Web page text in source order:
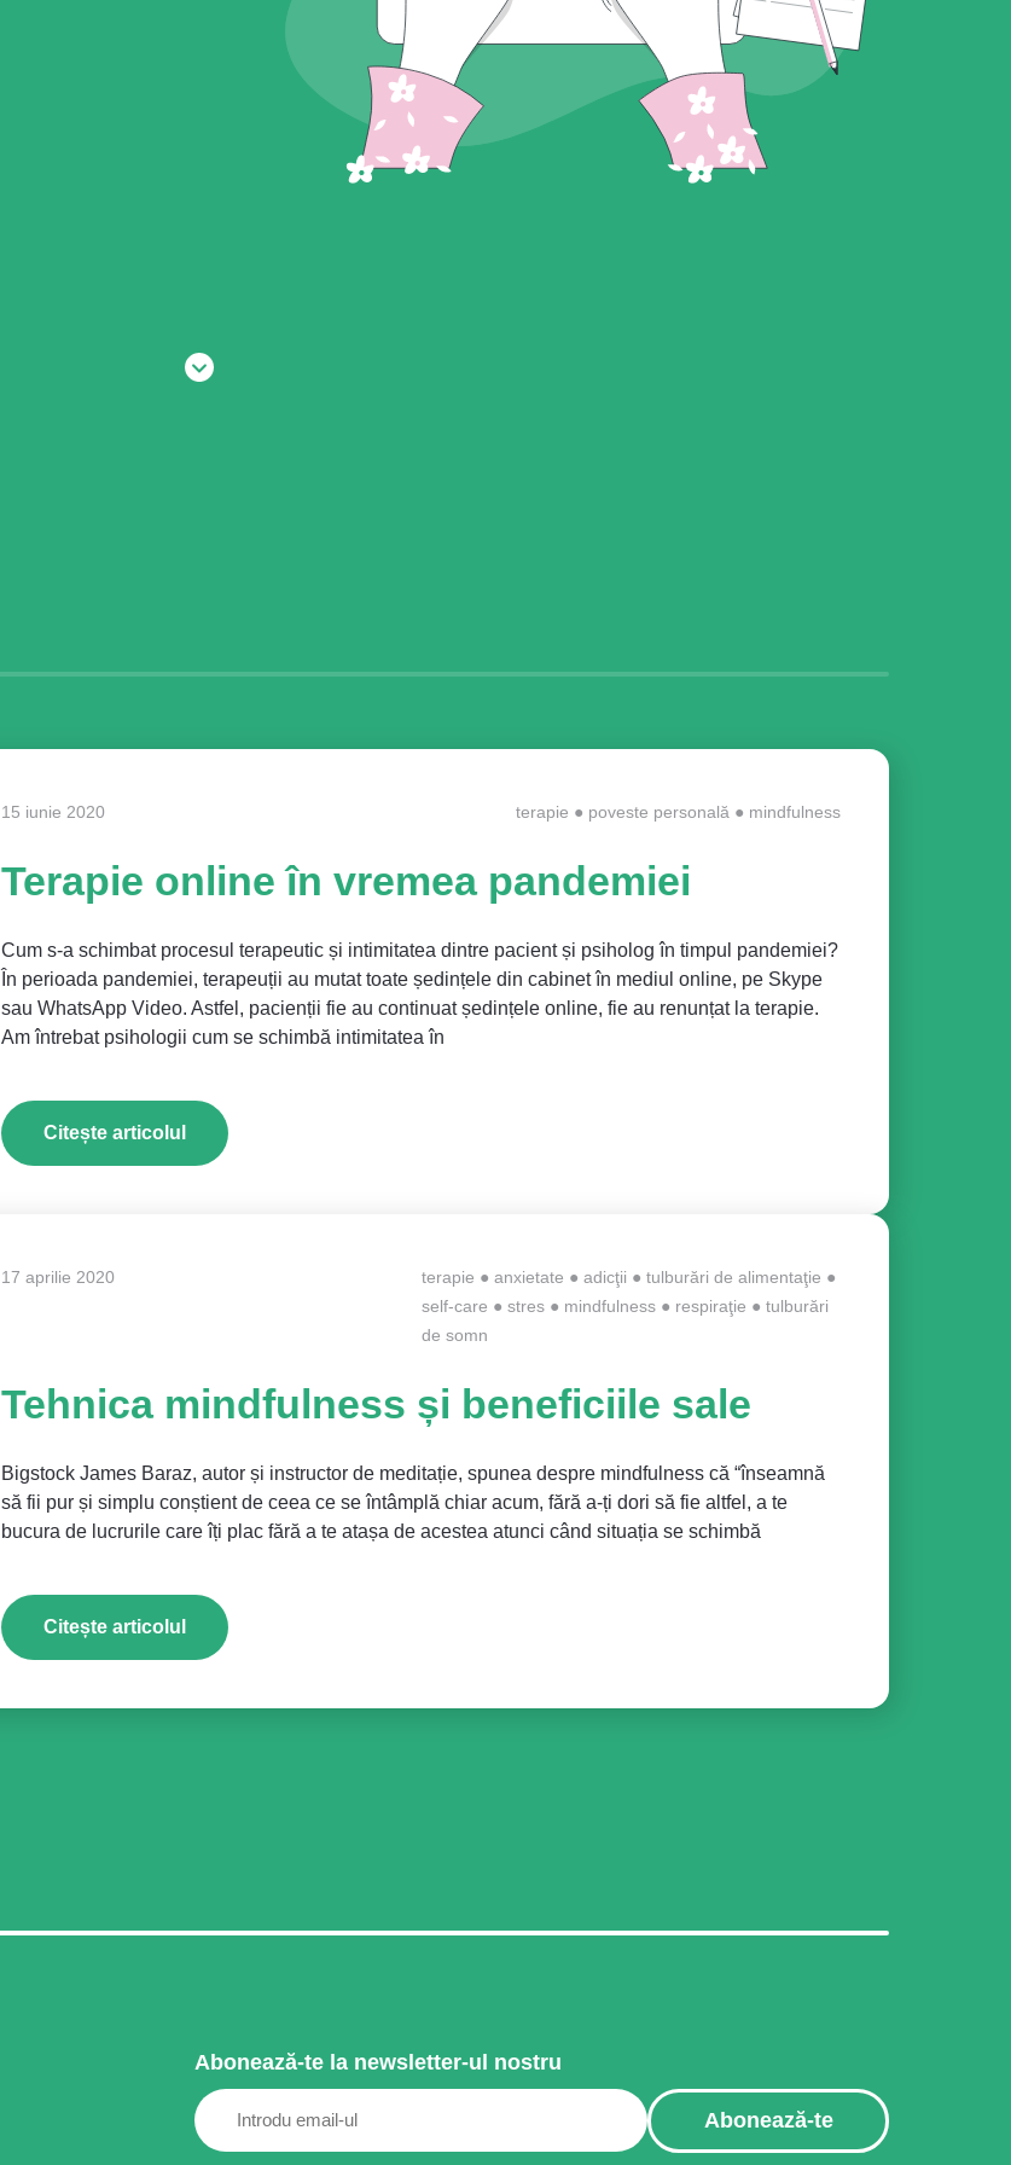
15 iunie 2020 terapie ● poveste personală ● mindfulness
Terapie online în vremea pandemiei
Cum s-a schimbat procesul terapeutic și intimitatea dintre pacient și psiholog în timpul pandemiei?
În perioada pandemiei, terapeuții au mutat toate ședințele din cabinet în mediul online, pe Skype
sau WhatsApp Video. Astfel, pacienții fie au continuat ședințele online, fie au renunțat la terapie.
Am întrebat psihologii cum se schimbă intimitatea în
Citește articolul
17 aprilie 2020 terapie ● anxietate ● adicţii ● tulburări de alimentaţie ●
self-care ● stres● mindfulness● respiraţie ● tulburări
de somn
Tehnica mindfulness și beneficiile sale
Bigstock James Baraz, autor și instructor de meditație, spunea despre mindfulness că “înseamnă
să fii pur și simplu conștient de ceea ce se întâmplă chiar acum, fără a-ți dori să fie altfel, a te
bucura de lucrurile care îți plac fără a te atașa de acestea atunci când situația se schimbă
Citește articolul
Abonează-te la newsletter-ul nostru
Email
(Required)